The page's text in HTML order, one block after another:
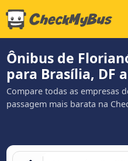
Ônibus de
para Brasília, DF
Compare todas as empresas
passagem mais barata na